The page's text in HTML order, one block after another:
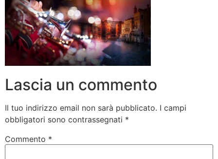
Lascia un commento
Il tuo indirizzo email non sarà pubblicato. I campi
obbligatori sono contrassegnati *
Commento *